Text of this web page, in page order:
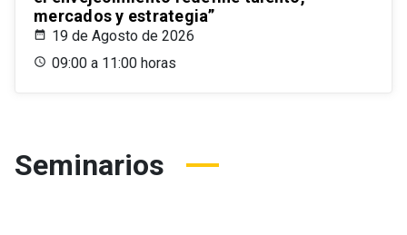
mercados y estrategia”
19 de Agosto de 2026
09:00 a 11:00 horas
Seminarios